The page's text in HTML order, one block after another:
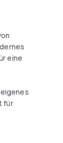
eine
für